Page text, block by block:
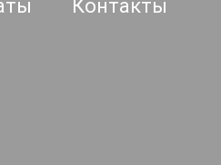
Контакты